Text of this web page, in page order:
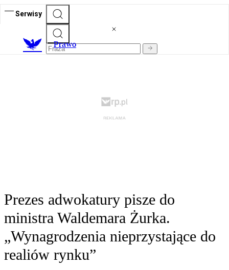
Serwisy
Prawo
Prezes adwokatury pisze do
ministra Waldemara Żurka.
„Wynagrodzenia nieprzystające do
realiów rynku”